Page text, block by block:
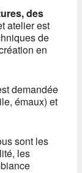
des
atelier est
de
en
demandée
émaux) et
sont les
les